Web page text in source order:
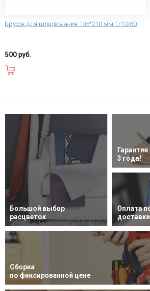
Брусок для шлифования 105*210 мм 1/10/80
500 руб.
Большой выбор
расцветок
Гарантия
3 года!
Оплата
доставки
Сборка
по фиксированной цене